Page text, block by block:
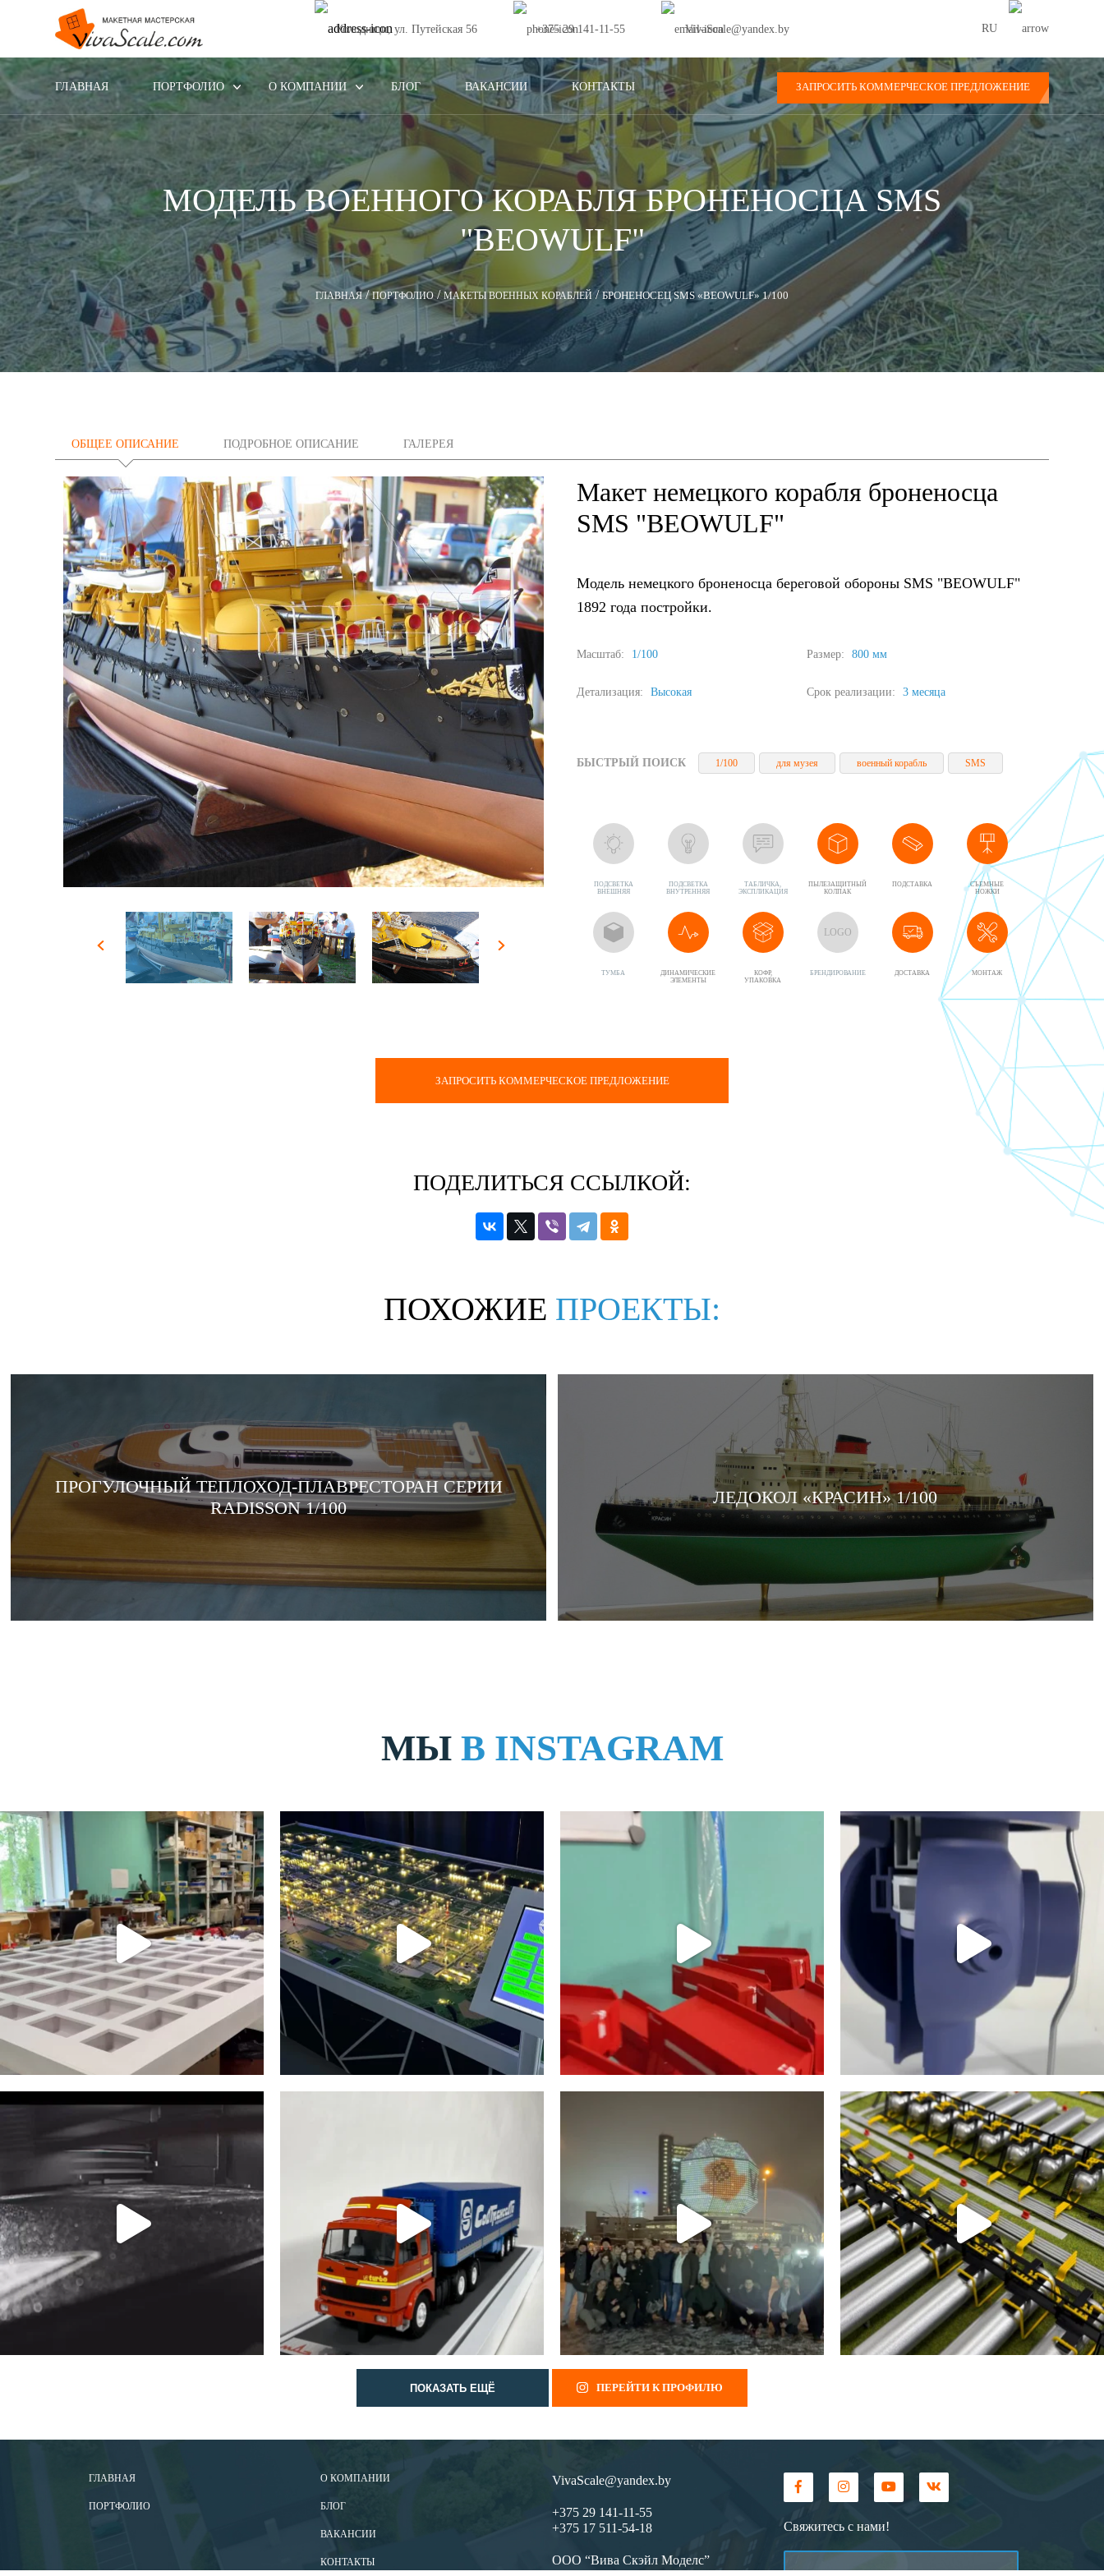
Колодищи, ул. Путейская 56 +375 29 141-11-55 VivaScale@yandex.by RU
ГЛАВНАЯ ПОРТФОЛИО О КОМПАНИИ БЛОГ ВАКАНСИИ КОНТАКТЫ ЗАПРОСИТЬ КОММЕРЧЕСКОЕ ПРЕДЛОЖЕНИЕ
МОДЕЛЬ ВОЕННОГО КОРАБЛЯ БРОНЕНОСЦА SMS
"BEOWULF"
ГЛАВНАЯ/ПОРТФОЛИО/ МАКЕТЫ ВОЕННЫХ КОРАБЛЕЙ/БРОНЕНОСЕЦ SMS «BEOWULF» 1/100
ОБЩЕЕ ОПИСАНИЕ ПОДРОБНОЕ ОПИСАНИЕ ГАЛЕРЕЯ
Макет немецкого корабля броненосца
SMS "BEOWULF"
Модель немецкого броненосца береговой обороны SMS "BEOWULF"
1892 года постройки.
Масштаб: 1/100
Детализация: Высокая
Размер: 800 мм
Срок реализации: 3 месяца
БЫСТРЫЙ ПОИСК 1/100 для музея военный корабль SMS
ПОДСВЕТКА
ВНЕШНЯЯ
ПОДСВЕТКА
ВНУТРЕННЯЯ
ТАБЛИЧКА,
ЭКСПЛИКАЦИЯ
ПЫЛЕЗАЩИТНЫЙ
КОЛПАК
ПОДСТАВКА
CЪЕМНЫЕ
НОЖКИ
ТУМБА
ДИНАМИЧЕСКИЕ
ЭЛЕМЕНТЫ
КОФР,
УПАКОВКА
LOGO
БРЕНДИРОВАНИЕ ДОСТАВКА МОНТАЖ
ЗАПРОСИТЬ КОММЕРЧЕСКОЕ ПРЕДЛОЖЕНИЕ
ПОДЕЛИТЬСЯ ССЫЛКОЙ:
ПОХОЖИЕ ПРОЕКТЫ:
ПРОГУЛОЧНЫЙ ТЕПЛОХОД-ПЛАВРЕСТОРАН СЕРИИ
RADISSON 1/100
ЛЕДОКОЛ «КРАСИН» 1/100
МЫ В INSTAGRAM
ПОКАЗАТЬ ЕЩЁ ПЕРЕЙТИ К ПРОФИЛЮ
ГЛАВНАЯ
ПОРТФОЛИО
О КОМПАНИИ
БЛОГ
ВАКАНСИИ
КОНТАКТЫ
VivaScale@yandex.by
+375 29 141-11-55
+375 17 511-54-18
ООО “Вива Скэйл Моделс”
Свяжитесь с нами!